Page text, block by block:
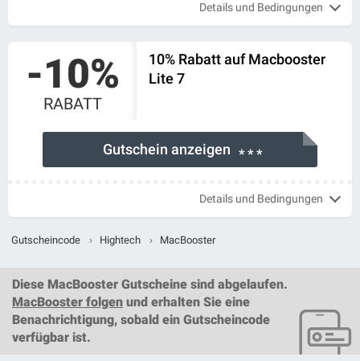
Details und Bedingungen
-10%
RABATT
10% Rabatt auf Macbooster
Lite 7
Gutschein anzeigen * * *
Details und Bedingungen
Gutscheincode › Hightech › MacBooster
Diese MacBooster Gutscheine sind abgelaufen.
MacBooster folgen und erhalten Sie eine
Benachrichtigung, sobald ein Gutscheincode
verfügbar ist.